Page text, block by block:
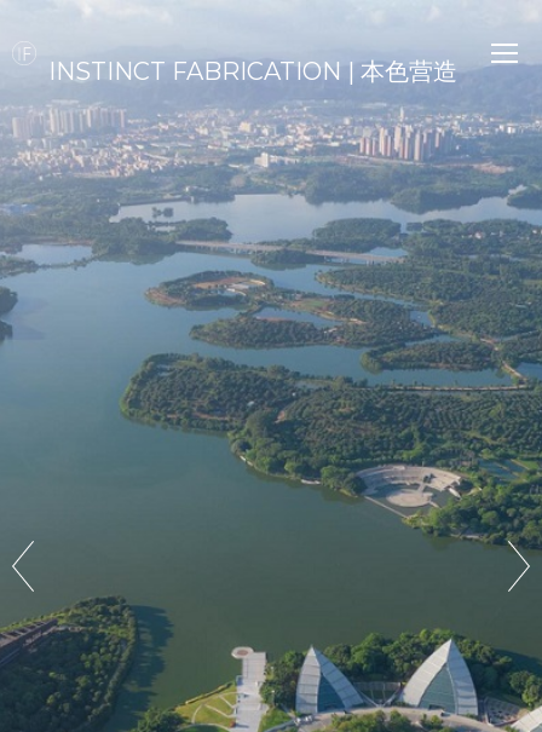
INSTINCT FABRICATION | 本色营造